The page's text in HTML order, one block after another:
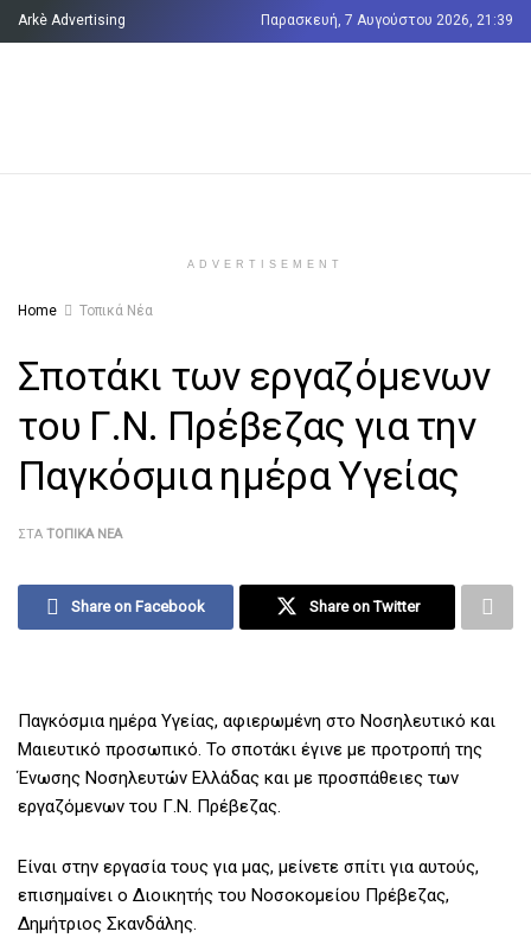
Arkè Advertising Παρασκευή, 7 Αυγούστου 2026, 21:39
ADVERTISEMENT
Home Τοπικά Νέα
Σποτάκι των εργαζόμενων
του Γ.Ν. Πρέβεζας για την
Παγκόσμια ημέρα Υγείας
ΣΤΑ ΤΟΠΙΚΆ ΝΈΑ
Share on Facebook Share on Twitter
Παγκόσμια ημέρα Υγείας, αφιερωμένη στο Νοσηλευτικό και
Μαιευτικό προσωπικό. Το σποτάκι έγινε με προτροπή της
Ένωσης Νοσηλευτών Ελλάδας και με προσπάθειες των
εργαζόμενων του Γ.Ν. Πρέβεζας.
Είναι στην εργασία τους για μας, μείνετε σπίτι για αυτούς,
επισημαίνει ο Διοικητής του Νοσοκομείου Πρέβεζας,
Δημήτριος Σκανδάλης.